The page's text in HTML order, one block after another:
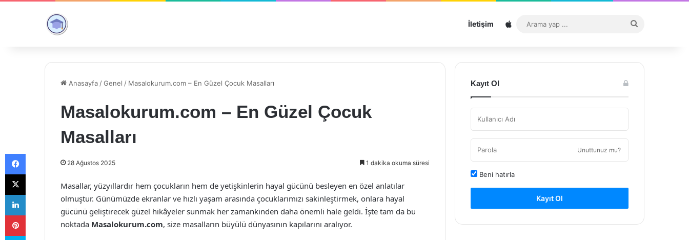
İletişim Sitemap
...
Anasayfa /Genel / Masalokurum.com – En Güzel Çocuk Masalları
Masalokurum.com – En Güzel Çocuk
Masalları
28 Ağustos 2025 1 dakika okuma süresi
Masallar, yüzyıllardır hem çocukların hem de yetişkinlerin hayal gücünü besleyen en özel anlatılar
olmuştur. Günümüzde ekranlar ve hızlı yaşam arasında çocuklarımızı sakinleştirmek, onlara hayal
gücünü geliştirecek güzel hikâyeler sunmak her zamankinden daha önemli hale geldi. İşte tam da bu
noktada Masalokurum.com, size masalların büyülü dünyasının kapılarını aralıyor.
Kayıt Ol
Unuttunuz mu?
Beni hatırla
Kayıt Ol
Facebook
X
LinkedIn
Pinterest
Skype